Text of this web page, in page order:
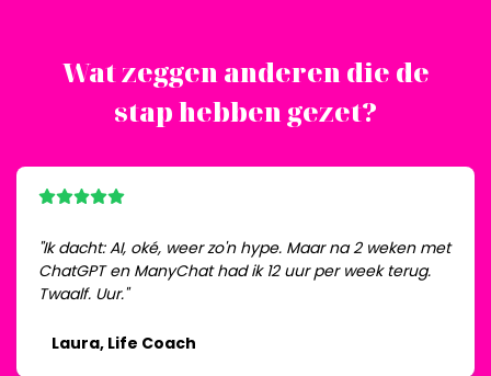
Wat zeggen anderen die de
stap hebben gezet?
"Ik dacht: AI, oké, weer zo'n hype. Maar na 2 weken met
ChatGPT en ManyChat had ik 12 uur per week terug.
Twaalf. Uur."
Laura, Life Coach